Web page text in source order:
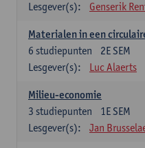
Lesgever(s):
Genserik
Materialen in een
2E SEM
6 studiepunten
Lesgever(s):
Luc Alaerts
Milieu-economie
1E SEM
3 studiepunten
Lesgever(s):
Jan